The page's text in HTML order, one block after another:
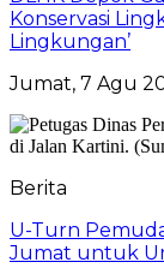
Konservasi
Lingkungan’
Jumat, 7 Agu
Berita
U-Turn
Jumat untuk